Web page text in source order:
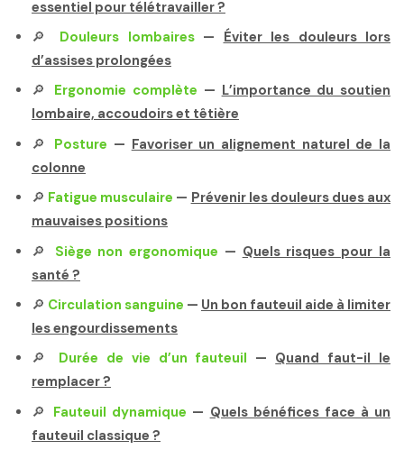
essentiel pour télétravailler ?
🔎 Douleurs lombaires— Éviter les douleurs lors
d’assises prolongées
🔎 Ergonomie complète — L’importance du soutien
lombaire, accoudoirs et têtière
🔎 Posture — Favoriser un alignement naturel de la
colonne
🔎 Fatigue musculaire — Prévenir les douleurs dues aux
mauvaises positions
🔎 Siège non ergonomique — Quels risques pour la
santé ?
🔎 Circulation sanguine — Un bon fauteuil aide à limiter
les engourdissements
🔎 Durée de vie d’un fauteuil — Quand faut-il le
remplacer ?
🔎 Fauteuil dynamique — Quels bénéfices face à un
fauteuil classique ?